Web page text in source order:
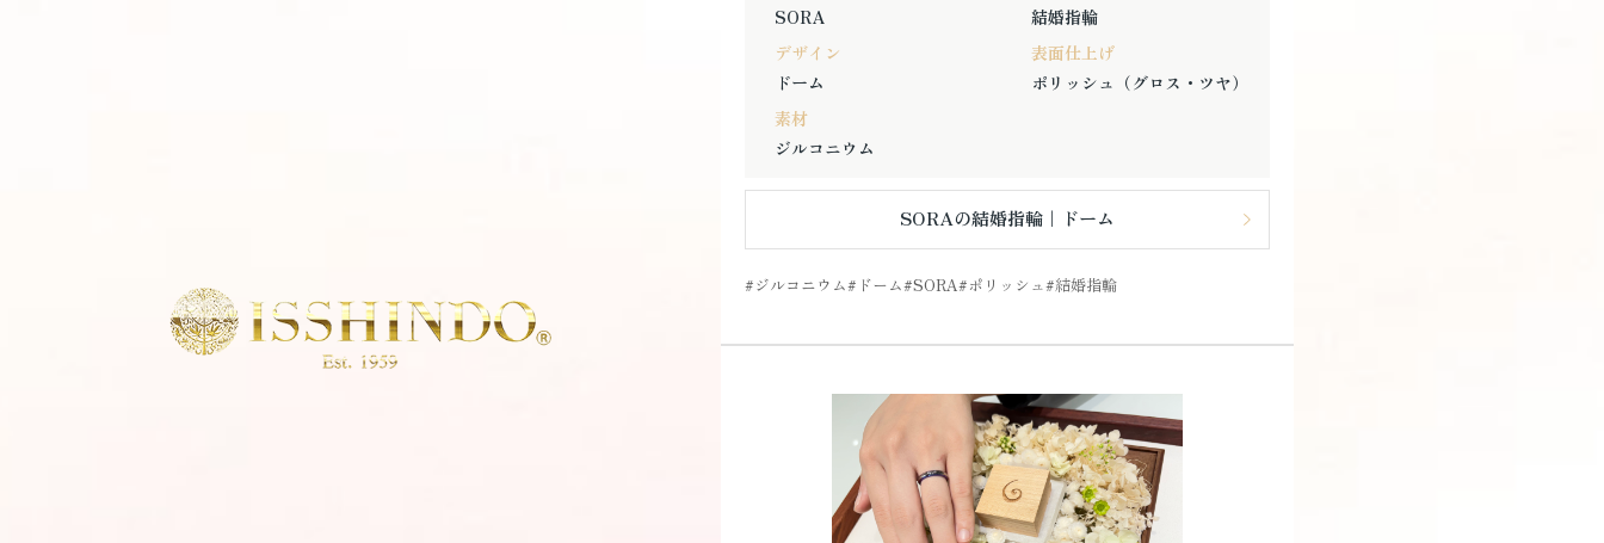
SORA
結婚指輪
デザイン
ドーム
表面仕上げ
ポリッシュ（グロス・ツヤ）
素材
ジルコニウム
SORAの結婚指輪｜ドーム
ジルコニウム ドーム SORA ポリッシュ 結婚指輪